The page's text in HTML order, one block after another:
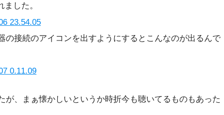
した。
の接続のアイコンを出すようにするとこんなのが出るんで
が、まぁ懐かしいというか時折今も聴いてるものもあった